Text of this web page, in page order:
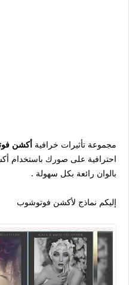
مجموعة تأثيرات خرافية أكشن
احترافية على صورك باستخدام
بالوان رائعة بكل سهولة .
إليكم نماذج لأكشن فوتوشوب